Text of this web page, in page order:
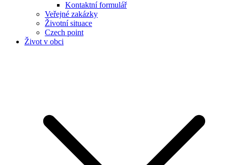
Kontaktní formulář
Veřejné zakázky
Životní situace
Czech point
Život v obci